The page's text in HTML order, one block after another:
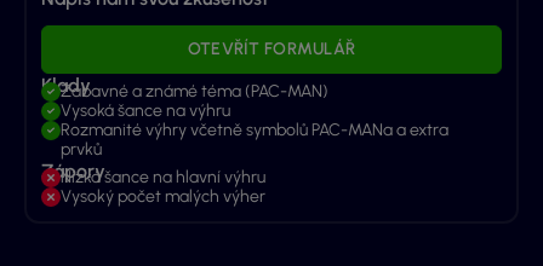
OTEVŘÍT FORMULÁŘ
Klady
Zábavné a známé téma (PAC-MAN)
Vysoká šance na výhru
Rozmanité výhry včetně symbolů PAC-MANa a extra
prvků
Zápory
Nízká šance na hlavní výhru
Vysoký počet malých výher